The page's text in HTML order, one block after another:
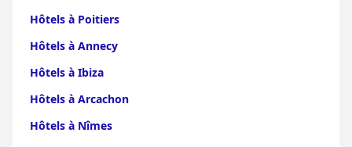
Hôtels à Poitiers
Hôtels à Annecy
Hôtels à Ibiza
Hôtels à Arcachon
Hôtels à Nîmes